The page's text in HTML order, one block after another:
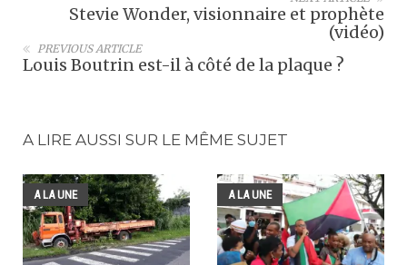
Stevie Wonder, visionnaire et prophète
(vidéo)
PREVIOUS ARTICLE
Louis Boutrin est-il à côté de la plaque ?
A LIRE AUSSI SUR LE MÊME SUJET
A LA UNE A LA UNE